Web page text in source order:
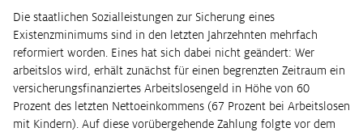
Die staatlichen Sozialleistungen zur Sicherung eines
Existenzminimums sind in den letzten Jahrzehnten mehrfach
reformiert worden. Eines hat sich dabei nicht geändert: Wer
arbeitslos wird, erhält zunächst für einen begrenzten Zeitraum ein
versicherungsfinanziertes Arbeitslosengeld in Höhe von 60
Prozent des letzten Nettoeinkommens (67 Prozent bei Arbeitslosen
mit Kindern). Auf diese vorübergehende Zahlung folgte vor dem